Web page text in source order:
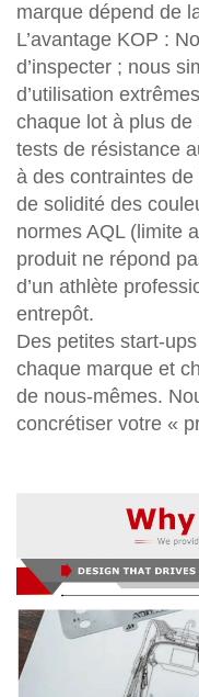
marque dépend de
L’avantage KOP :
d’inspecter ; nous
d’utilisation
chaque lot à plus
tests de résistance
à des contraintes
de solidité des
normes AQL (limite
produit ne répond
d’un athlète
entrepôt.
Des petites start-
chaque marque et
de nous-mêmes.
concrétiser votre «